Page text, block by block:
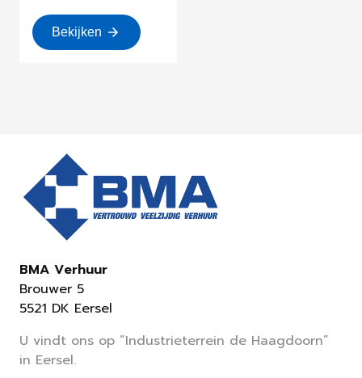
Bekijken
BMA Verhuur
Brouwer 5
5521 DK Eersel
U vindt ons op “Industrieterrein de Haagdoorn”
in Eersel.